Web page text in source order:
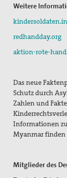
Weitere
redhandday.org
aktion-rote-
Das neue
Schutz durch
Zahlen und
Informationen
Myanmar
Mitglieder des